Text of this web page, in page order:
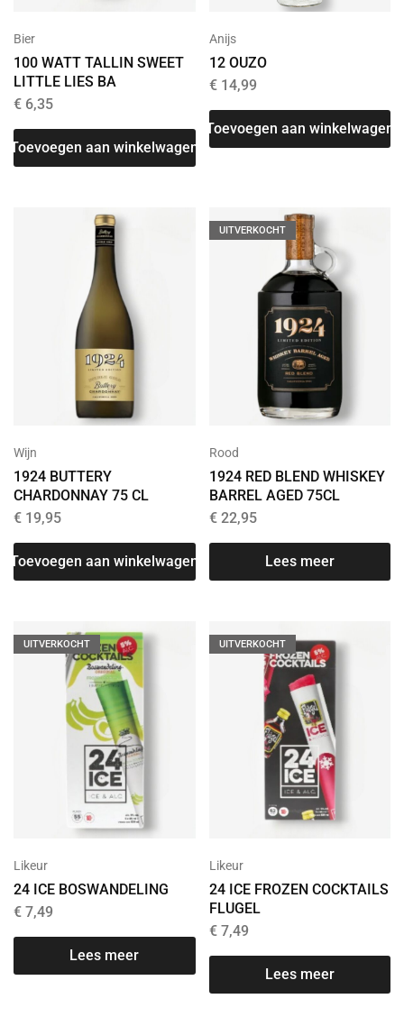
Bier
100 WATT TALLIN SWEET
LITTLE LIES BA
€ 6,35
Toevoegen aan winkelwagen
Anijs
12 OUZO
€14,99
Toevoegen aan winkelwagen
Wijn
1924 BUTTERY
CHARDONNAY 75 CL
€ 19,95
Toevoegen aan winkelwagen
UITVERKOCHT
Rood
1924 RED BLEND WHISKEY
BARREL AGED 75CL
€22,95
Lees meer
UITVERKOCHT
Likeur
24 ICE BOSWANDELING
€ 7,49
Lees meer
UITVERKOCHT
Likeur
24 ICE FROZEN COCKTAILS
FLUGEL
€7,49
Lees meer